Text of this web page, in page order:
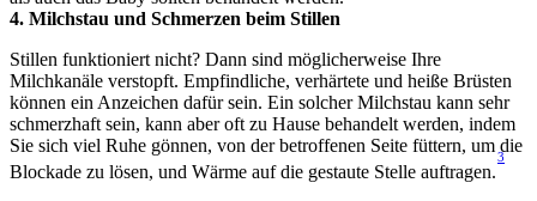
4. Milchstau und Schmerzen beim Stillen
Stillen funktioniert nicht? Dann sind möglicherweise Ihre
Milchkanäle verstopft. Empfindliche, verhärtete und heiße Brüsten
können ein Anzeichen dafür sein. Ein solcher Milchstau kann sehr
schmerzhaft sein, kann aber oft zu Hause behandelt werden, indem
Sie sich viel Ruhe gönnen, von der betroffenen Seite füttern, um die
Blockade zu lösen, und Wärme auf die gestaute Stelle auftragen.
3